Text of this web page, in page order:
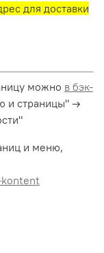
для доставки
можно в бэк-
и страницы" →
и меню,